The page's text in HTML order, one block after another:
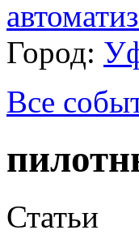
Город:
Все
Статьи